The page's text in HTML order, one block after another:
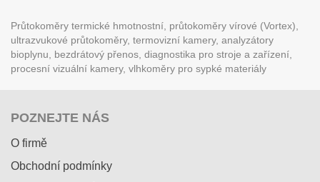
Průtokoměry termické hmotnostní, průtokoměry vírové (Vortex),
ultrazvukové průtokoměry, termovizní kamery, analyzátory
bioplynu, bezdrátový přenos, diagnostika pro stroje a zařízení,
procesní vizuální kamery, vlhkoměry pro sypké materiály
POZNEJTE NÁS
O firmě
Obchodní podmínky